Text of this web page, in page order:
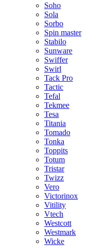
Soho
Sola
Sorbo
Spin master
Stabilo
Sunware
Swiffer
Swirl
Tack Pro
Tactic
Tefal
Tekmee
Tesa
Titania
Tomado
Tonka
Toppits
Totum
Tristar
Twizz
Vero
Victorinox
Vitility
Vtech
Westcott
Westmark
Wicke